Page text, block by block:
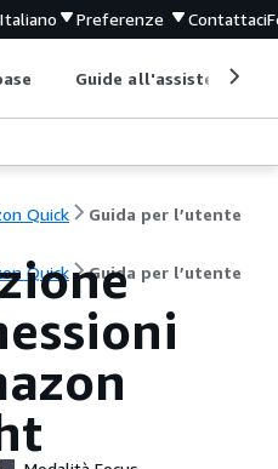
Italiano Preferenze Contattaci
Guide all'assistenza
Quick Guida per l’utente
Quick Guida per l’utente